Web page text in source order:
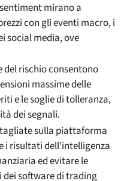
mirano a
con gli eventi macro, i
social media, ove
rischio consentono
massime delle
e le soglie di tolleranza,
dei segnali.
sulla piattaforma
i risultati dell'intelligenza
ed evitare le
dei software di trading